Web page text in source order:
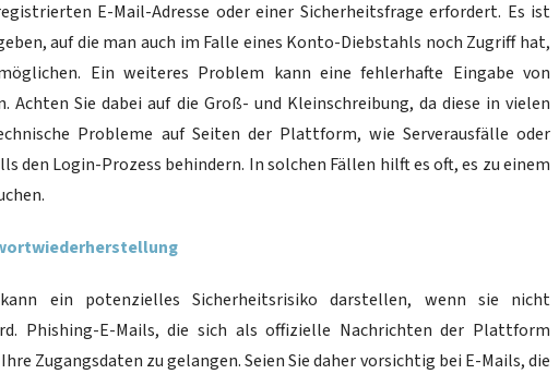
E-Mail-Adresse oder einer Sicherheitsfrage erfordert. Es ist
auf die man auch im Falle eines Konto-Diebstahls noch Zugriff hat,
Ein weiteres Problem kann eine fehlerhafte Eingabe von
Achten Sie dabei auf die Groß- und Kleinschreibung, da diese in vielen
Probleme auf Seiten der Plattform, wie Serverausfälle oder
den Login-Prozess behindern. In solchen Fällen hilft es oft, es zu einem
ein potenzielles Sicherheitsrisiko darstellen, wenn sie nicht
Phishing-E-Mails, die sich als offizielle Nachrichten der Plattform
Zugangsdaten zu gelangen. Seien Sie daher vorsichtig bei E-Mails, die